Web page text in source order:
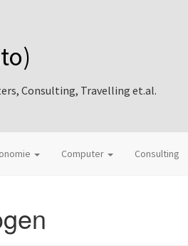
Consulting, Travelling et.al.
Computer Consulting